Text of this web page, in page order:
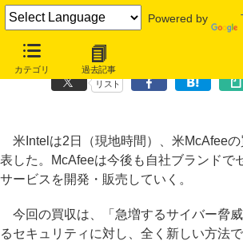
Powered by
カテゴリ 過去記事
米Intel、McAfee買収を完了～連携の初成果は年
リスト
米Intelは2日（現地時間）、米McAfeeの
表した。McAfeeは今後も自社ブランドで
サービスを開発・販売していく。
今回の買収は、「急増するサイバー脅
るセキュリティに対し、全く新しい方法